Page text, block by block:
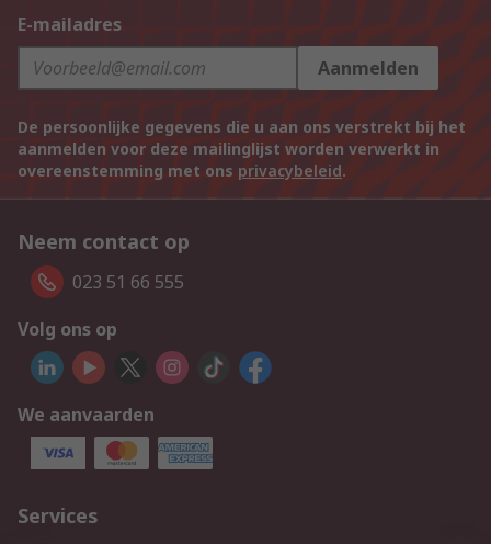
E-mailadres
Aanmelden
De persoonlijke gegevens die u aan ons verstrekt bij het
aanmelden voor deze mailinglijst worden verwerkt in
overeenstemming met ons privacybeleid.
Neem contact op
023 51 66 555
Volg ons op
We aanvaarden
Services